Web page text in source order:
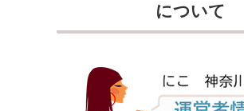
について